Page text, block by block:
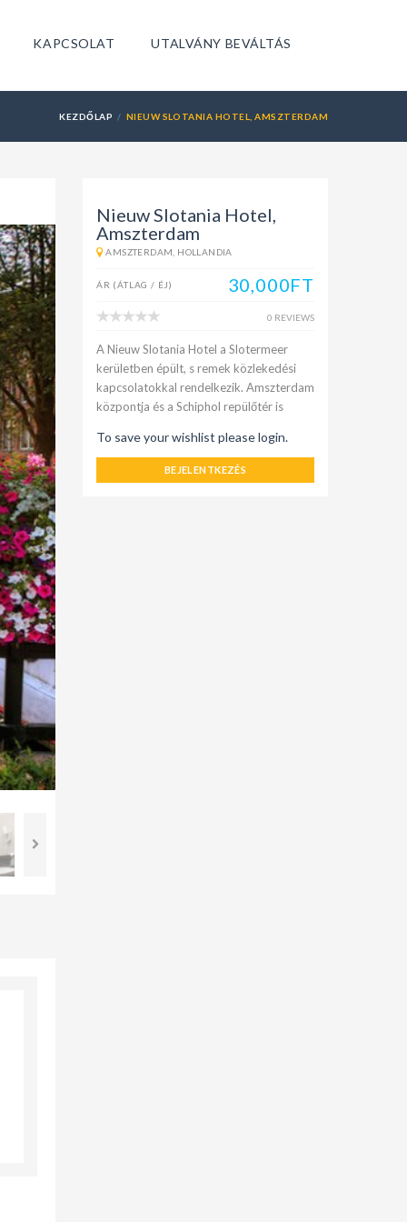
KAPCSOLAT UTALVÁNY BEVÁLTÁS
KEZDŐLAP NIEUW SLOTANIA HOTEL, AMSZTERDAM
Nieuw Slotania Hotel,
Amszterdam
AMSZTERDAM, HOLLANDIA
ÁR (ÁTLAG / ÉJ) 30,000FT
0 REVIEWS
A Nieuw Slotania Hotel a Slotermeer
kerületben épült, s remek közlekedési
kapcsolatokkal rendelkezik. Amszterdam
központja és a Schiphol repülőtér is
To save your wishlist please login.
BEJELENTKEZÉS